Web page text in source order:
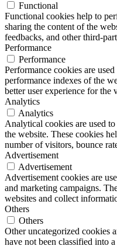
Functional
Functional cookies help to
sharing the content of the
feedbacks, and other third-
Performance
Performance
Performance cookies are
performance indexes of the
better user experience for the
Analytics
Analytics
Analytical cookies are used
the website. These cookies
number of visitors, bounce
Advertisement
Advertisement
Advertisement cookies are
and marketing campaigns.
websites and collect
Others
Others
Other uncategorized cookies
have not been classified into